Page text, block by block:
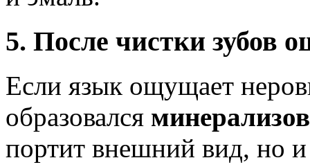
5. После чистки зубов
Если язык ощущает
образовался
портит внешний вид, но и